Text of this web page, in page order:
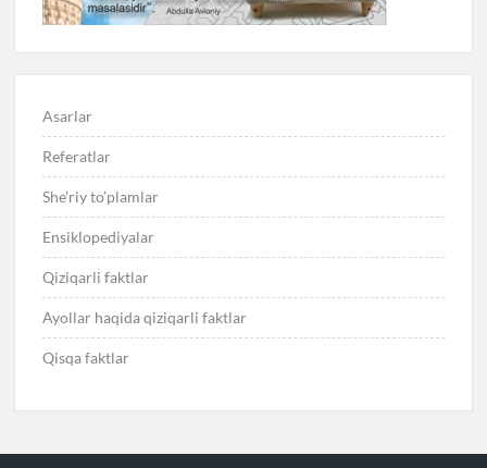
Asarlar
Referatlar
She’riy to’plamlar
Ensiklopediyalar
Qiziqarli faktlar
Ayollar haqida qiziqarli faktlar
Qisqa faktlar